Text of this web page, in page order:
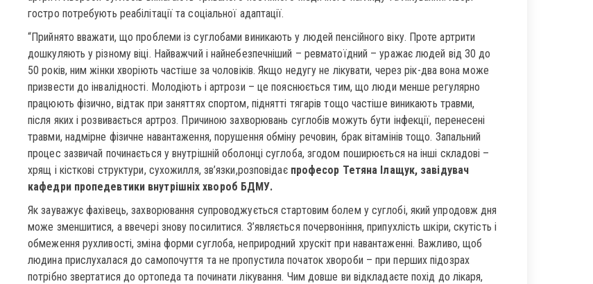
гостро потребують реабілітації та соціальної адаптації.
“Прийнято вважати, що проблеми із суглобами виникають у людей пенсійного віку. Проте артрити
дошкуляють у різному віці. Найважчий і найнебезпечніший – ревматоїдний – уражає людей від 30 до
50 років, ним жінки хворіють частіше за чоловіків. Якщо недугу не лікувати, через рік-два вона може
призвести до інвалідності. Молодіють і артрози – це пояснюється тим, що люди менше регулярно
працюють фізично, відтак при заняттях спортом, піднятті тягарів тощо частіше виникають травми,
після яких і розвивається артроз. Причиною захворювань суглобів можуть бути інфекції, перенесені
травми, надмірне фізичне навантаження, порушення обміну речовин, брак вітамінів тощо. Запальний
процес зазвичай починається у внутрішній оболонці суглоба, згодом поширюється на інші складові –
хрящ і кісткові структури, сухожилля, зв’язки,розповідає професор Тетяна Ілащук, завідувач
кафедри пропедевтики внутрішніх хвороб БДМУ.
Як зауважує фахівець, захворювання супроводжується стартовим болем у суглобі, який упродовж дня
може зменшитися, а ввечері знову посилитися. З’являється почервоніння, припухлість шкіри, скутість і
обмеження рухливості, зміна форми суглоба, неприродний хрускіт при навантаженні. Важливо, щоб
людина прислухалася до самопочуття та не пропустила початок хвороби – при перших підозрах
потрібно звертатися до ортопеда та починати лікування. Чим довше ви відкладаєте похід до лікаря,